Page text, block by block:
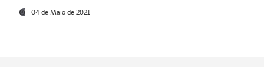
04 de Maio de 2021